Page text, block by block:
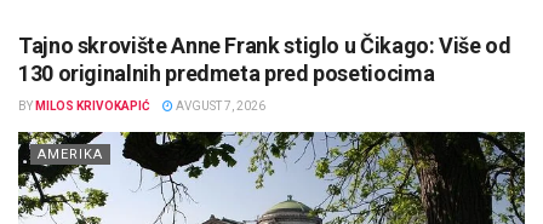
Tajno skrovište Anne Frank stiglo u Čikago: Više od
130 originalnih predmeta pred posetiocima
BY MILOS KRIVOKAPIĆ AVGUST 7, 2026
AMERIKA